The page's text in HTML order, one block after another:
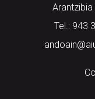
Arantzibia
Tel.: 943